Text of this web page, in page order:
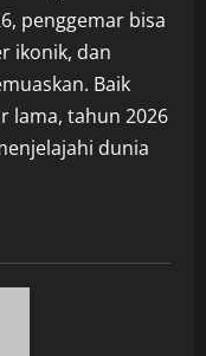
penggemar bisa
ikonik, dan
Baik
lama, tahun 2026
dunia